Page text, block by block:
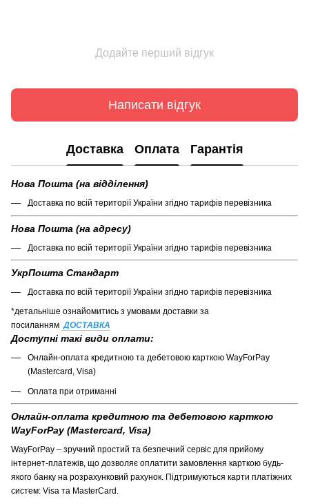
Додайте перший відгук
Написати відгук
Доставка Оплата Гарантія
Нова Пошта (на відділення)
Доставка по всій території України згідно тарифів перевізника
Нова Пошта (на адресу)
Доставка по всій території України згідно тарифів перевізника
УкрПошта Стандарт
Доставка по всій території України згідно тарифів перевізника
*детальніше ознайомитись з умовами доставки за
посиланням ДОСТАВКА
Доступні такі види оплати:
Онлайн-оплата кредитною та дебетовою карткою WayForPay
(Mastercard, Visa)
Оплата при отриманні
Онлайн-оплата кредитною та дебетовою карткою
WayForPay (Mastercard, Visa)
WayForPay – зручний простий та безпечний сервіс для прийому
інтернет-платежів, що дозволяє оплатити замовлення карткою будь-
якого банку на розрахунковий рахунок. Підтримуються карти платіжних
систем: Visa та MasterCard.